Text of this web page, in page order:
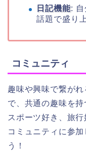
日記機能: 自
話題で盛り
コミュニティ
趣味や興味で繋が
で、共通の趣味を持
スポーツ好き、旅
コミュニティに参
う！